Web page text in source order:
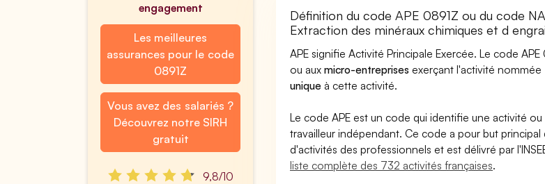
engagement
Les meilleures
assurances pour le code
0891Z
Vous avez des salariés ?
Découvrez notre SIRH
gratuit
9,8/10
Définition du code APE 0891Z ou du code
Extraction des minéraux chimiques et d
APE signifie Activité Principale Exercée. Le code
ou auxmicro-entreprises exerçant l'activité nommée
unique à cette activité.
Le code APE est un code qui identifie une activité
travailleur indépendant. Ce code a pour but
d'activités des professionnels et est délivré par
liste complète des 732 activités françaises.